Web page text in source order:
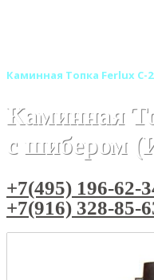
Каминная Топка Ferlux
Каминная
с шибером
+7(495) 196-62-
+7(916) 328-85-